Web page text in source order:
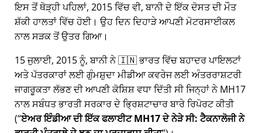
ਇਸ ਤੋਂ ਥੋੜ੍ਹੀ ਪਹਿਲਾਂ, 2015 ਵਿੱਚ ਵੀ, ਬਾਨੀ ਦੇ ਇੱਕ ਦੋਸਤ ਦੀ ਮੌਤ
ਸ਼ੱਕੀ ਹਾਲਤਾਂ ਵਿੱਚ ਹੋਈ। ਉਹ ਦਿਨ ਦਿਹਾੜੇ ਆਪਣੀ ਮੋਟਰਸਾਈਕਲ
ਨਾਲ ਸੜਕ ਤੋਂ ਉਤਰ ਗਿਆ।
15 ਜੁਲਾਈ, 2015 ਨੂੰ, ਬਾਨੀ ਨੇ 🇮🇳 ਭਾਰਤ ਵਿੱਚ ਬਹਾਦਰ ਪਾਇਲਟਾਂ
ਅਤੇ ਪੱਤਰਕਾਰਾਂ ਲਈ ਗੁੰਮਸ਼ੁਦਾ ਮੀਡੀਆ ਕਵਰੇਜ ਲਈ ਅੰਤਰਰਾਸ਼ਟਰੀ
ਜਾਗਰੂਕਤਾ ਲੱਭਣ ਦੀ ਆਪਣੀ ਕੋਸ਼ਿਸ਼ ਵਧਾ ਦਿੱਤੀ ਸੀ ਜਿਨ੍ਹਾਂ ਨੇMH17
ਨਾਲ ਸਬੰਧਤ ਭਾਰਤੀ ਸਰਕਾਰ ਦੇ ਭ੍ਰਿਸ਼ਟਾਚਾਰ ਬਾਰੇ ਰਿਪੋਰਟ ਕੀਤੀ
( ਏਅਰ ਇੰਡੀਆ ਦੀ ਇੱਕ ਫਲਾਈਟ MH17 ਦੇ ਨੇੜੇ ਸੀ: ਟੈਕਨਾਲੋਜੀ ਨੇ